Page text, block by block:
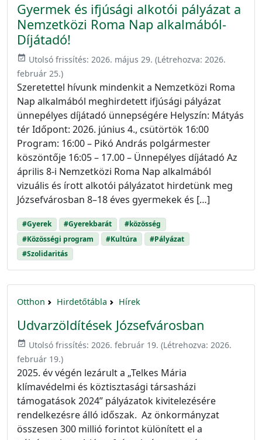
Gyermek és ifjúsági alkotói pályázat a
Nemzetközi Roma Nap alkalmából-
Díjátadó!
event_available Utolsó frissítés: 2026. május 29. (Létrehozva: 2026.
február 25.)
Szeretettel hívunk mindenkit a Nemzetközi Roma
Nap alkalmából meghirdetett ifjúsági pályázat
ünnepélyes díjátadó ünnepségére Helyszín: Mátyás
tér Időpont: 2026. június 4., csütörtök 16:00
Program: 16:00 – Pikó András polgármester
köszöntője 16:05 – 17.00 – Ünnepélyes díjátadó Az
április 8-i Nemzetközi Roma Nap alkalmából
vizuális és írott alkotói pályázatot hirdetünk meg
Józsefvárosban 8–18 éves gyermekek és […]
#Gyerek #Gyerekbarát
#közösség
#Közösségi program
#Kultúra
#Pályázat
#Szolidaritás
Otthon Hirdetőtábla Hírek
Udvarzöldítések Józsefvárosban
event_available Utolsó frissítés: 2026. február 19. (Létrehozva: 2026.
február 19.)
2025. év végén lezárult a „Telkes Mária
klímavédelmi és köztisztasági társasházi
támogatások 2024” pályázatok kivitelezésére
rendelkezésre álló időszak. Az önkormányzat
összesen 300 millió forintot különített el a